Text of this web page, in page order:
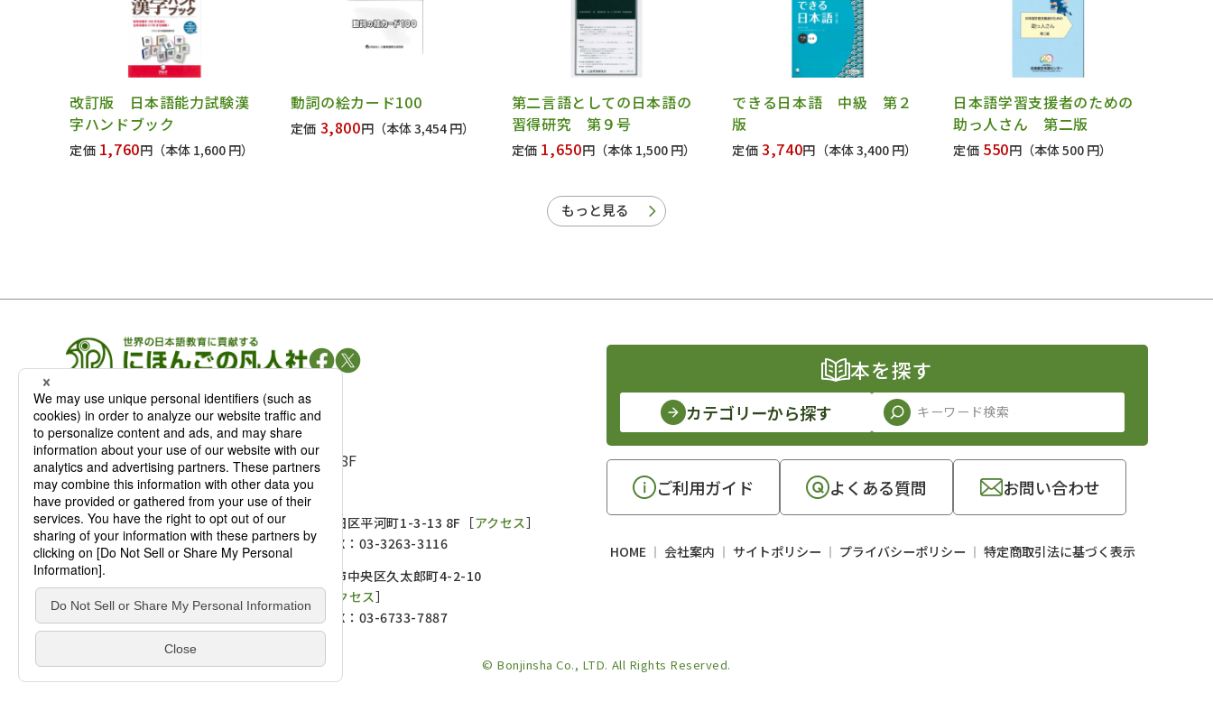
改訂版 日本語能力試験漢
字ハンドブック
定価 1,760円 （本体 1,600 円）
動詞の絵カード100
定価 3,800円 （本体 3,454 円）
第二言語としての日本語の
習得研究 第９号
定価 1,650円 （本体 1,500 円）
できる日本語 中級 第２
版
定価3,740円 （本体 3,400 円）
日本語学習支援者のための
助っ人さん 第二版
定価 550円 （本体 500 円）
もっと見る
凡人社の出版情報
〒102-0093 東京都千代田区平河町 1-3-13 8F
TEL：03-3263-3959／FAX：03-3263-3116
麹町店
〒102-0093 東京都千代田区平河町1-3-13 8F［アクセス］
TEL：03-3239-8673／FAX：03-3263-3116
大阪店
〒541-0056 大阪府大阪市中央区久太郎町4-2-10
アクセス］
TEL：06-4256-2684／FAX：03-6733-7887
本を探す
カテゴリーから探す
ご利用ガイド よくある質問 お問い合わせ
HOME 会社案内 サイトポリシー プライバシーポリシー 特定商取引法に基づく表示
© Bonjinsha Co., LTD. All Rights Reserved.